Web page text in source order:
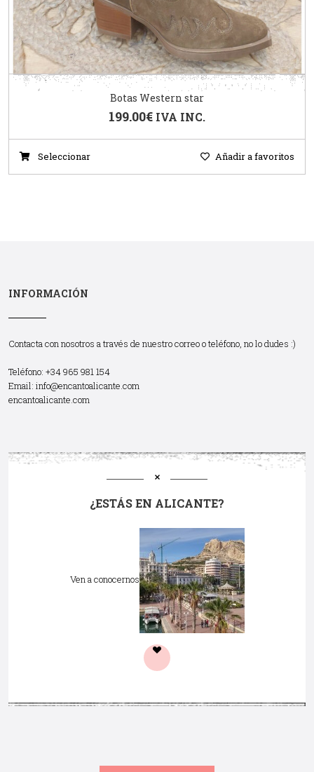
Botas Western star
199.00€ IVA INC.
Seleccionar Añadir a favoritos
INFORMACIÓN
Contacta con nosotros a través de nuestro correo o teléfono, no lo dudes :)
Teléfono: +34 965 981 154
Email: info@encantoalicante.com
encantoalicante.com
¿ESTÁS EN ALICANTE?
Ven a conocernos